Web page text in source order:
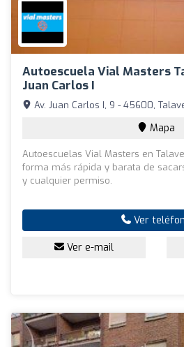
Autoescuela Vial Masters
Juan Carlos I
Av. Juan Carlos I, 9 - 45600,
Mapa
Autoescuelas Vial Masters en
forma más rápida y barata de
y cualquier permiso.
Ver
Ver e-mail